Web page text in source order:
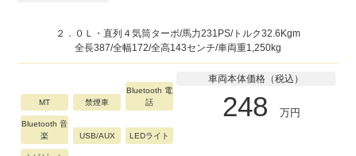
２．０Ｌ・直列４気筒ターボ/馬力231PS/トルク32.6Kgm
全長387/全幅172/全高143センチ/車両重1,250kg
MT 禁煙車
Bluetooth 電
話
Bluetooth 音
楽
USB/AUX LEDライト
車両本体価格（税込）
248 万円